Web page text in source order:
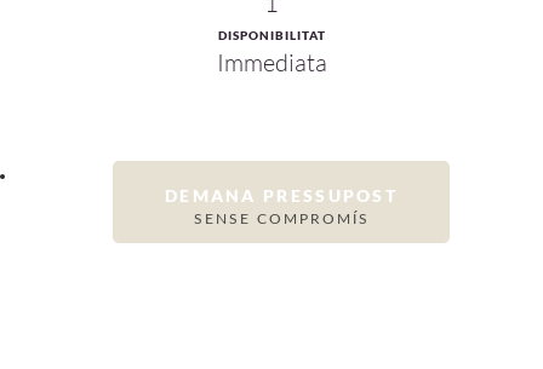
DISPONIBILITAT
Immediata
DEMANA PRESSUPOST
SENSE COMPROMÍS